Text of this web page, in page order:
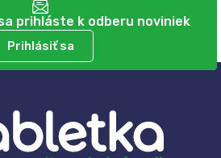
prihláste k odberu noviniek
Prihlásiť sa